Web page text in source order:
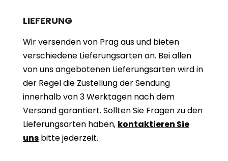
LIEFERUNG
Wir versenden von Prag aus und bieten
verschiedene Lieferungsarten an. Bei allen
von uns angebotenen Lieferungsarten wird in
der Regel die Zustellung der Sendung
innerhalb von 3 Werktagen nach dem
Versand garantiert. Sollten Sie Fragen zu den
Lieferungsarten haben, kontaktieren Sie
uns bitte jederzeit.